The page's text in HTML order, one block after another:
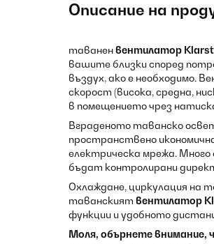
Описание на
таваненвентилатор
вашите близки според
въздух, ако е необходимо.
скорост (висока, средна,
в помещението чрез
Вграденото таванско
пространствено
електрическа мрежа.
бъдат контролирани
Охлаждане, циркулация на
таванският вентилатор
функции и удобното
Моля, обърнете внимание,